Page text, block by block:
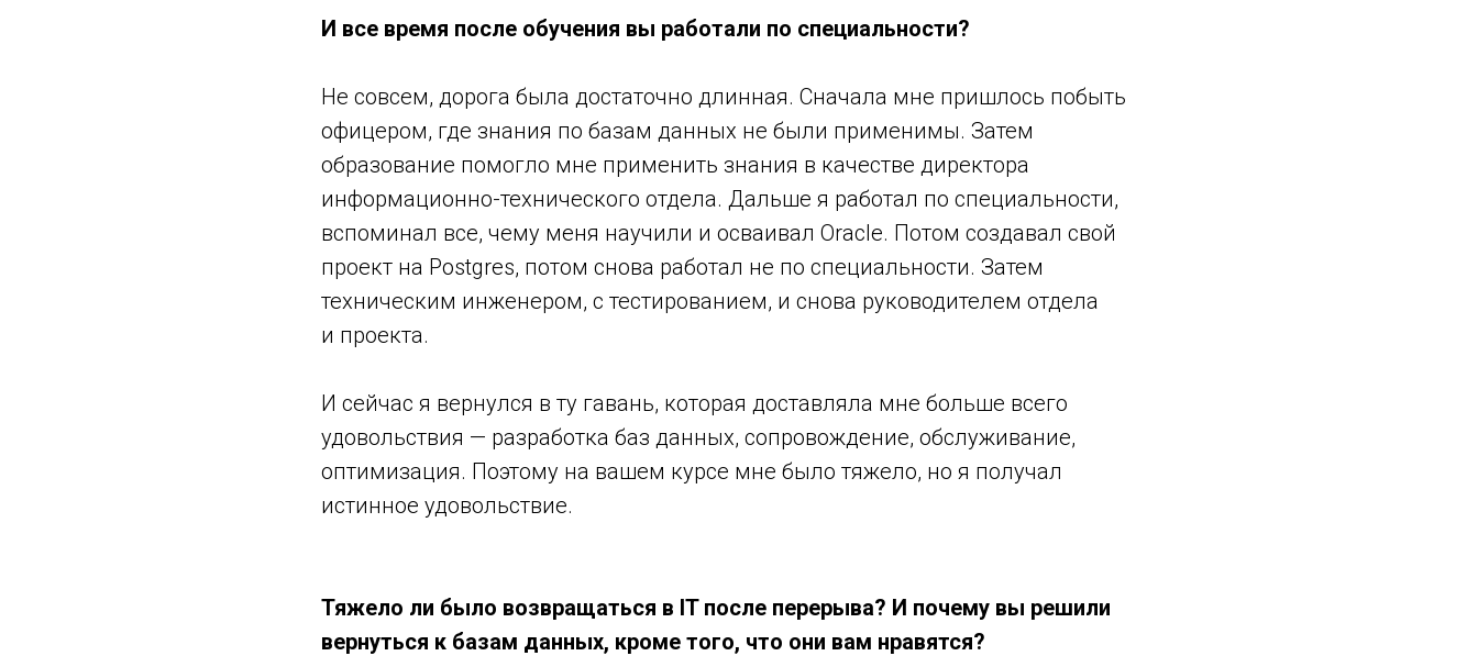
И все время после обучения вы работали по специальности?
Не совсем, дорога была достаточно длинная. Сначала мне пришлось побыть
офицером, где знания по базам данных не были применимы. Затем
образование помогло мне применить знания в качестве директора
информационно-технического отдела. Дальше я работал по специальности,
вспоминал все, чему меня научили и осваивал Oracle. Потом создавал свой
проект на Postgres, потом снова работал не по специальности. Затем
техническим инженером, с тестированием, и снова руководителем отдела
и проекта.
И сейчас я вернулся в ту гавань, которая доставляла мне больше всего
удовольствия — разработка баз данных, сопровождение, обслуживание,
оптимизация. Поэтому на вашем курсе мне было тяжело, но я получал
истинное удовольствие.
Тяжело ли было возвращаться в IT после перерыва? И почему вы решили
вернуться к базам данных, кроме того, что они вам нравятся?